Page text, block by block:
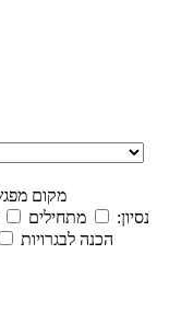
מקום
נסיון:
מתחילים
הכנה לבגרויות